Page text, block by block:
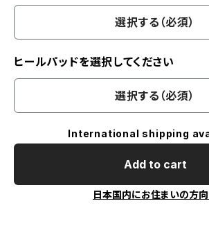
選択する（必須）
ヒールパッドを選択してください
選択する（必須）
International shipping
Add to cart
日本国内にお住まいの方